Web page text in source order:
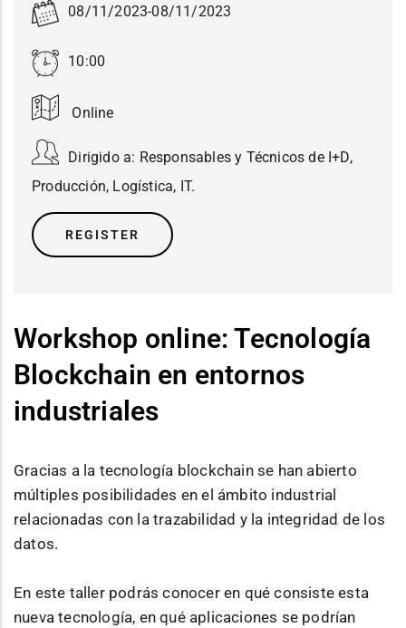
08/11/2023-08/11/2023
10:00
Online
Dirigido a: Responsables y Técnicos de I+D,
Producción, Logística, IT.
REGISTER
Workshop online: Tecnología
Blockchain en entornos
industriales
Gracias a la tecnología blockchain se han abierto
múltiples posibilidades en el ámbito industrial
relacionadas con la trazabilidad y la integridad de los
datos.
En este taller podrás conocer en qué consiste esta
nueva tecnología, en qué aplicaciones se podrían